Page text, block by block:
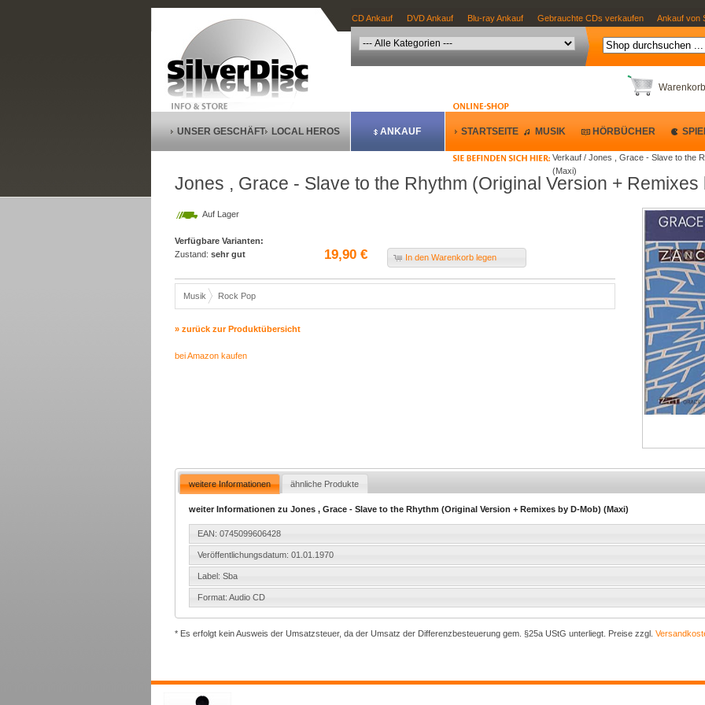
CD Ankauf DVD Ankauf Blu-ray Ankauf Gebrauchte CDs verkaufen Ankauf von
Warenkorb
Verkauf / Jones , Grace - Slave to the
(Maxi)
UNSER GESCHÄFT LOCAL HEROS ANKAUF STARTSEITE MUSIK HÖRBÜCHER
Jones , Grace - Slave to the Rhythm (Original Version +
Auf Lager
Verfügbare Varianten:
Zustand: sehr gut 19,90 € In den Warenkorb legen
Musik Rock Pop
» zurück zur Produktübersicht
bei Amazon kaufen
weitere Informationen ähnliche Produkte
weiter Informationen zu Jones , Grace - Slave to the Rhythm (Original Version + Remixes by D-Mob) (Maxi)
EAN: 0745099606428
Veröffentlichungsdatum: 01.01.1970
Label: Sba
Format: Audio CD
* Es erfolgt kein Ausweis der Umsatzsteuer, da der Umsatz der Differenzbesteuerung gem. §25a UStG unterliegt. Preise zzgl.